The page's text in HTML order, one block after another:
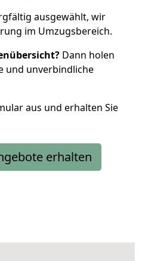
ausgewählt, wir
im Umzugsbereich.
Dann holen
und unverbindliche
aus und erhalten Sie
erhalten